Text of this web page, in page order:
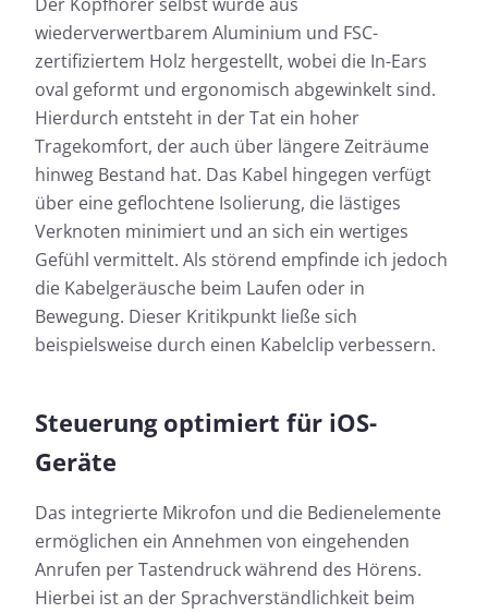
wiederverwertbarem Aluminium und FSC-
zertifiziertem Holz hergestellt, wobei die In-Ears
oval geformt und ergonomisch abgewinkelt sind.
Hierdurch entsteht in der Tat ein hoher
Tragekomfort, der auch über längere Zeiträume
hinweg Bestand hat. Das Kabel hingegen verfügt
über eine geflochtene Isolierung, die lästiges
Verknoten minimiert und an sich ein wertiges
Gefühl vermittelt. Als störend empfinde ich jedoch
die Kabelgeräusche beim Laufen oder in
Bewegung. Dieser Kritikpunkt ließe sich
beispielsweise durch einen Kabelclip verbessern.
Steuerung optimiert für iOS-
Geräte
Das integrierte Mikrofon und die Bedienelemente
ermöglichen ein Annehmen von eingehenden
Anrufen per Tastendruck während des Hörens.
Hierbei ist an der Sprachverständlichkeit beim